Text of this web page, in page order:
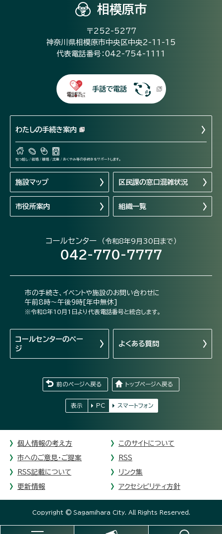
相模原市
〒252-5277
神奈川県相模原市中央区中央2-11-15
代表電話番号：042-754-1111
手話で電話
わたしの手続き案内
引っ越し / 結婚 / 離婚 / 出産 / おくやみ等の手続きをサポートします。
施設マップ 区民課の窓口混雑状況
市役所案内 組織一覧
コールセンター （令和8年9月30日まで）
042-770-7777
市の手続き、イベントや施設のお問い合わせに
午前8時～午後9時[年中無休]
※令和8年10月1日より代表電話番号と統合します。
コールセンターのペー
ジ
よくある質問
前のページへ戻る トップページへ戻る
表示 PC スマートフォン
個人情報の考え方 このサイトについて
市へのご意見・ご提案 RSS
RSS記載について リンク集
更新情報 アクセシビリティ方針
Copyright © Sagamihara City. All Rights Reserved.